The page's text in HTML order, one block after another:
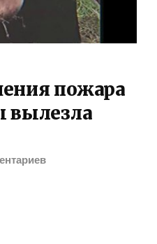
пожара
вылезла